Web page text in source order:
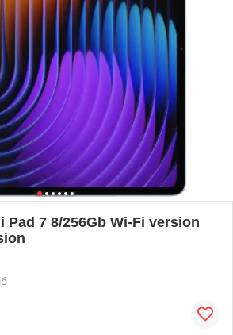
Pad 7 8/256Gb Wi-Fi version